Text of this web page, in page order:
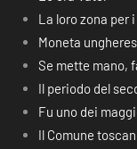
La loro zona per
Moneta
Se mette mano,
Il periodo del
Fu uno dei
Il Comune